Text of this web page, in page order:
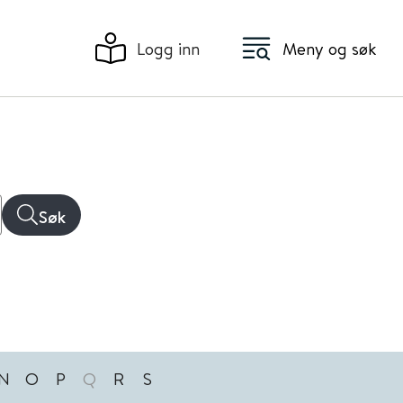
Logg inn Meny og søk
Søk
O P Q R S